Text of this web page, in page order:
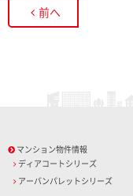
前へ
マンション物件情報
ディアコートシリーズ
アーバンパレットシリーズ